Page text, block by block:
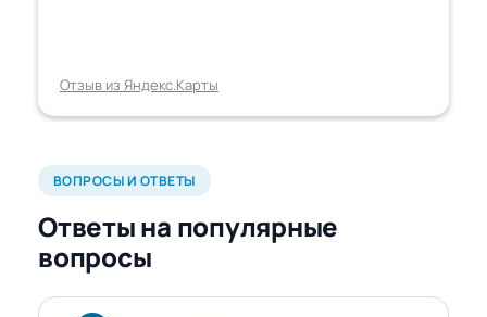
Отзыв из Яндекс.Карты
ВОПРОСЫ И ОТВЕТЫ
Ответы на популярные
вопросы